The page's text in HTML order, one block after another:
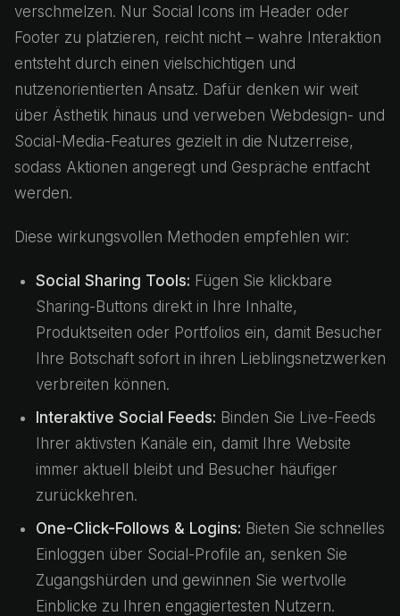
verschmelzen. Nur Social Icons im Header oder
Footer zu platzieren, reicht nicht – wahre Interaktion
entsteht durch einen vielschichtigen und
nutzenorientierten Ansatz. Dafür denken wir weit
über Ästhetik hinaus und verweben Webdesign- und
Social-Media-Features gezielt in die Nutzerreise,
sodass Aktionen angeregt und Gespräche entfacht
werden.
Diese wirkungsvollen Methoden empfehlen wir:
Social Sharing Tools: Fügen Sie klickbare
Sharing-Buttons direkt in Ihre Inhalte,
Produktseiten oder Portfolios ein, damit Besucher
Ihre Botschaft sofort in ihren Lieblingsnetzwerken
verbreiten können.
Interaktive Social Feeds: Binden Sie Live-Feeds
Ihrer aktivsten Kanäle ein, damit Ihre Website
immer aktuell bleibt und Besucher häufiger
zurückkehren.
One-Click-Follows & Logins: Bieten Sie schnelles
Einloggen über Social-Profile an, senken Sie
Zugangshürden und gewinnen Sie wertvolle
Einblicke zu Ihren engagiertesten Nutzern.